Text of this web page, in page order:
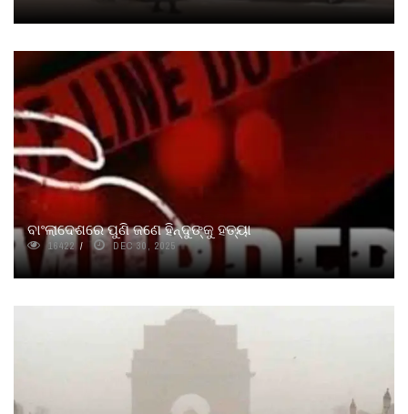
ବାଂଲାଦେଶରେ ପୁଣି ଜଣେ ହିନ୍ଦୁଙ୍କୁ ହତ୍ୟା
16422 DEC 30, 2025